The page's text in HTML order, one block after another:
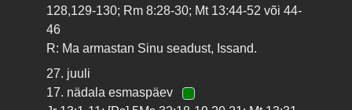
128,129-130; Rm 8:28-30; Mt 13:44-52 või 44-
46
R: Ma armastan Sinu seadust, Issand.
27. juuli
17. nädala esmaspäev